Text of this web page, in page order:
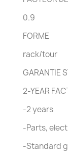
0.9
FORME
rack/tour
GARANTIE
2-YEAR
-2 years
-Parts,
-Standard